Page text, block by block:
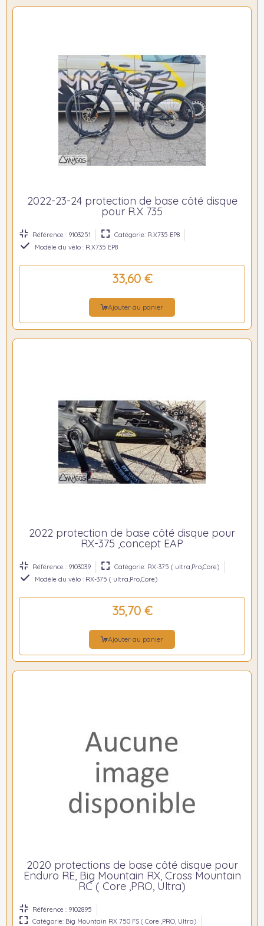
2022-23-24 protection de base côté disque
pour R.X 735
Référence : 9103251
Catégorie: R.X735 EP8
Modèle du vélo : R.X735 EP8
33,60 €
Ajouter au panier
2022 protection de base côté disque pour
RX-375 ,concept EAP
Référence : 9103039
Catégorie: RX-375 ( ultra,Pro,Core)
Modèle du vélo : RX-375 ( ultra,Pro,Core)
35,70 €
Ajouter au panier
2020 protections de base côté disque pour
Enduro RE, Big Mountain RX, Cross Mountain
RC ( Core ,PRO, Ultra)
Référence : 9102895
Catégorie: Big Mountain RX 750 FS ( Core ,PRO, Ultra)